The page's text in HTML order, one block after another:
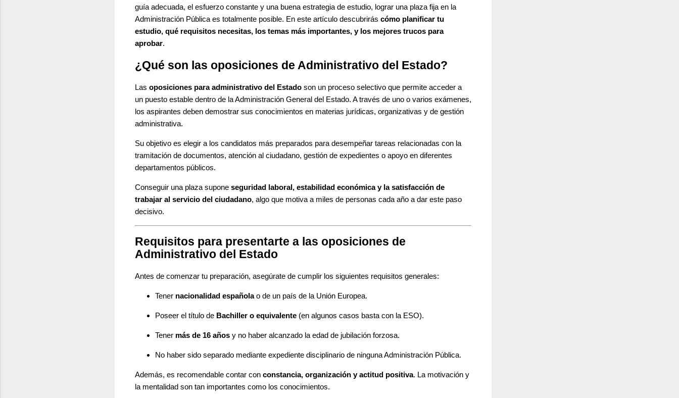
guía adecuada, el esfuerzo constante y una buena estrategia de estudio, lograr una plaza fija en la
Administración Pública es totalmente posible. En este artículo descubrirás cómo planificar tu
estudio, qué requisitos necesitas, los temas más importantes, y los mejores trucos para
aprobar.
¿Qué son las oposiciones de Administrativo del Estado?
Las oposiciones para administrativo del Estado son un proceso selectivo que permite acceder a
un puesto estable dentro de la Administración General del Estado. A través de uno o varios exámenes,
los aspirantes deben demostrar sus conocimientos en materias jurídicas, organizativas y de gestión
administrativa.
Su objetivo es elegir a los candidatos más preparados para desempeñar tareas relacionadas con la
tramitación de documentos, atención al ciudadano, gestión de expedientes o apoyo en diferentes
departamentos públicos.
Conseguir una plaza supone seguridad laboral, estabilidad económica y la satisfacción de
trabajar al servicio del ciudadano, algo que motiva a miles de personas cada año a dar este paso
decisivo.
Requisitos para presentarte a las oposiciones de
Administrativo del Estado
Antes de comenzar tu preparación, asegúrate de cumplir los siguientes requisitos generales:
Tener nacionalidad españolao de un país de la Unión Europea.
Poseer el título de Bachiller o equivalente (en algunos casos basta con la ESO).
Tener más de 16 años y no haber alcanzado la edad de jubilación forzosa.
No haber sido separado mediante expediente disciplinario de ninguna Administración Pública.
Además, es recomendable contar con constancia, organización y actitud positiva. La motivación y
la mentalidad son tan importantes como los conocimientos.